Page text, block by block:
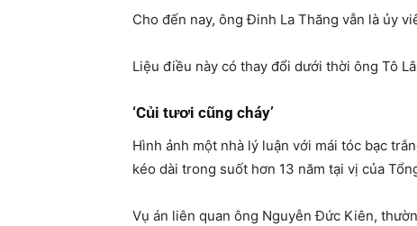
Cho đến nay, ông Đinh La Thăng vẫn là ủy
Liệu điều này có thay đổi dưới thời ông Tô
‘Củi tươi cũng cháy’
Hình ảnh một nhà lý luận với mái tóc bạc
kéo dài trong suốt hơn 13 năm tại vị của
Vụ án liên quan ông Nguyễn Đức Kiên,